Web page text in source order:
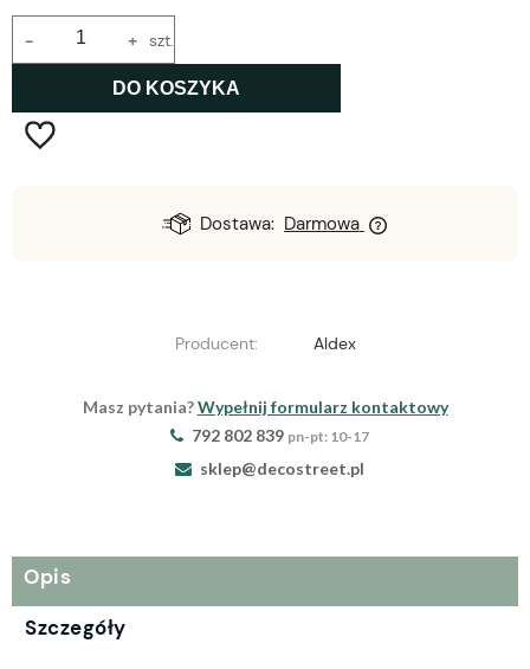
+
- szt.
DO KOSZYKA
Dostawa: Darmowa
Producent: Aldex
Masz pytania?Wypełnij formularz kontaktowy
792 802 839 pn-pt: 10-17
sklep@decostreet.pl
Opis
Szczegóły